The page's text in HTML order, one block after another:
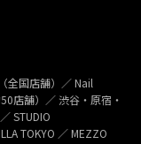
全国店舗）／ Nail
店舗）／ 渋谷・原宿・
STUDIO
TOKYO ／ MEZZO